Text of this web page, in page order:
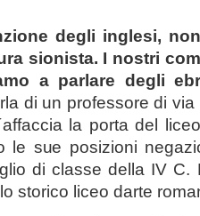
degli inglesi,
sionista. I nostri
a parlare degli
di un professore di
la porta del
le sue posizioni
di classe della IV C.
storico liceo darte